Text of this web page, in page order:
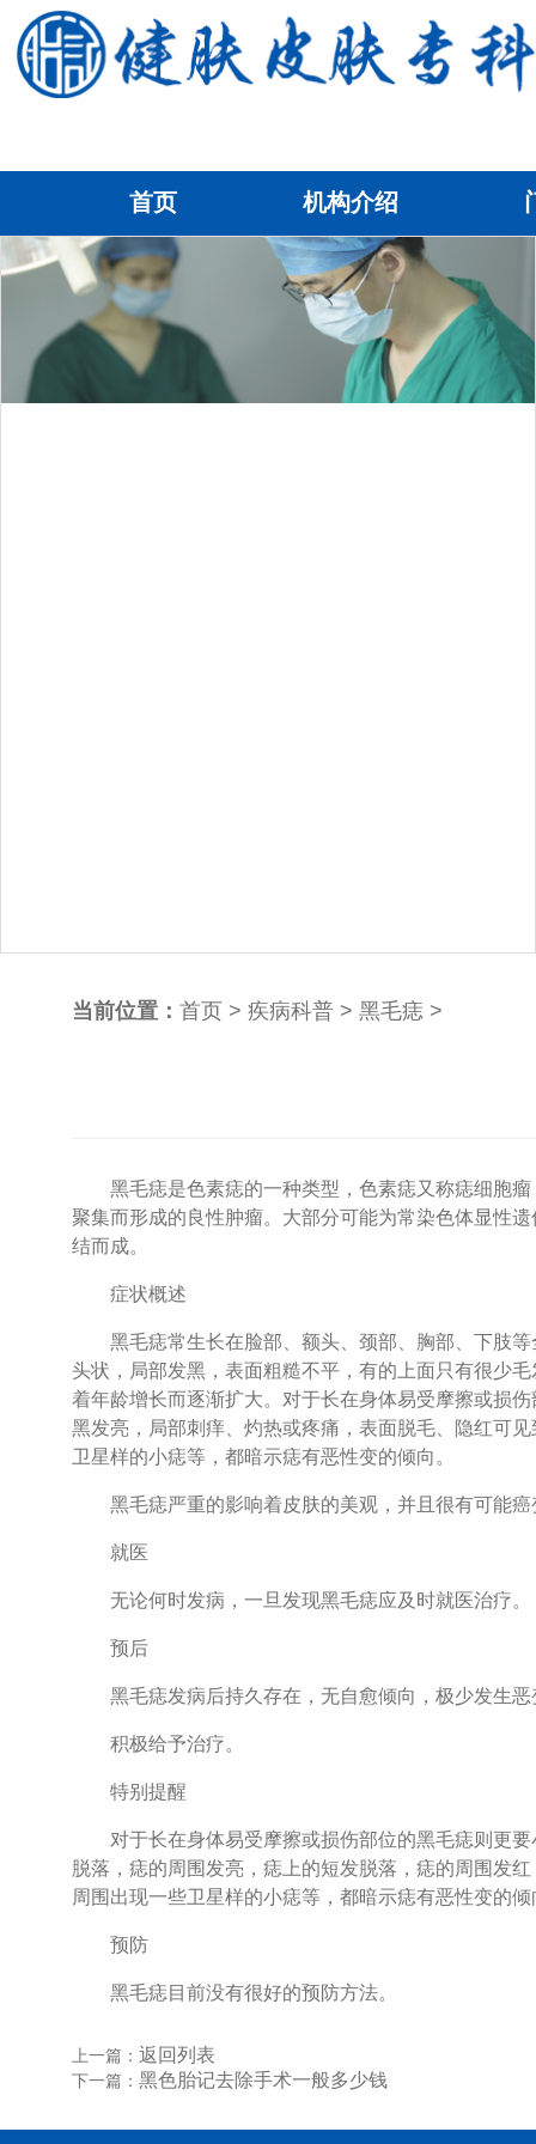
首页 机构介绍
当前位置： 首页 > 疾病科普 > 黑毛痣 >
黑毛痣是色素痣的一种类型，色素痣又称痣细胞瘤
聚集而形成的良性肿瘤。大部分可能为常染色体显性
结而成。
症状概述
黑毛痣常生长在脸部、额头、颈部、胸部、下肢等
头状，局部发黑，表面粗糙不平，有的上面只有很少
着年龄增长而逐渐扩大。对于长在身体易受摩擦或损
黑发亮，局部刺痒、灼热或疼痛，表面脱毛、隐红可
卫星样的小痣等，都暗示痣有恶性变的倾向。
黑毛痣严重的影响着皮肤的美观，并且很有可能癌
就医
无论何时发病，一旦发现黑毛痣应及时就医治疗。
预后
黑毛痣发病后持久存在，无自愈倾向，极少发生恶
积极给予治疗。
特别提醒
对于长在身体易受摩擦或损伤部位的黑毛痣则更要
脱落，痣的周围发亮，痣上的短发脱落，痣的周围发
周围出现一些卫星样的小痣等，都暗示痣有恶性变的
预防
黑毛痣目前没有很好的预防方法。
上一篇： 返回列表
下一篇： 黑色胎记去除手术一般多少钱